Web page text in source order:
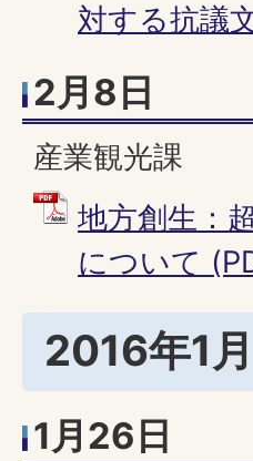
対する抗議
2月8日
産業観光課
地方創生：
について
2016年1月
1月26日